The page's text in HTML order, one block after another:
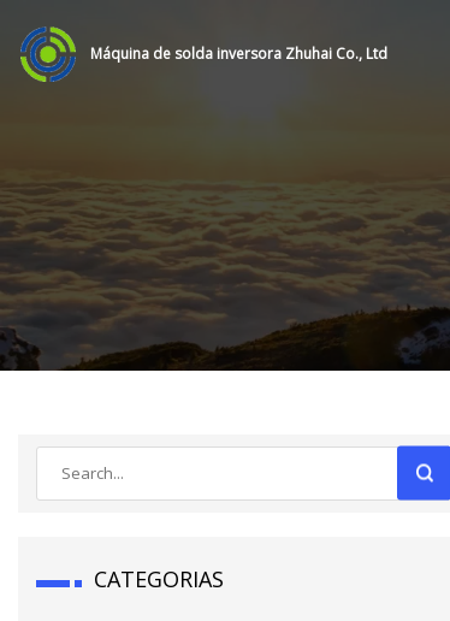
Máquina de solda inversora Zhuhai Co., Ltd
CATEGORIAS